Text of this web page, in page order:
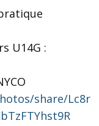
U14G :
share/Lc8r